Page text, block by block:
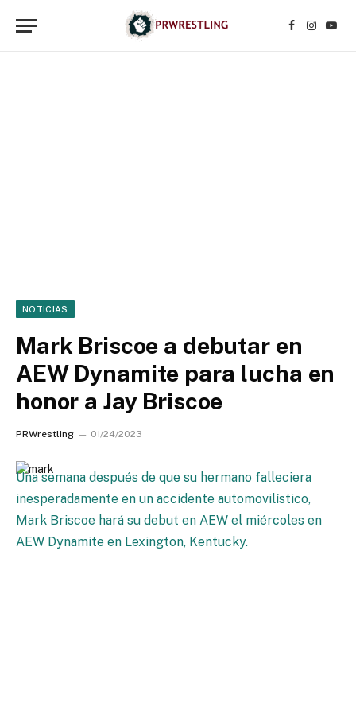
Facebook
NOTICIAS
Mark Briscoe a debutar en
AEW Dynamite para lucha en
honor a Jay Briscoe
PRWrestling 01/24/2023
Una semana después de que su hermano falleciera
inesperadamente en un accidente automovilístico,
Mark Briscoe hará su debut en AEW el miércoles en
AEW Dynamite en Lexington, Kentucky.